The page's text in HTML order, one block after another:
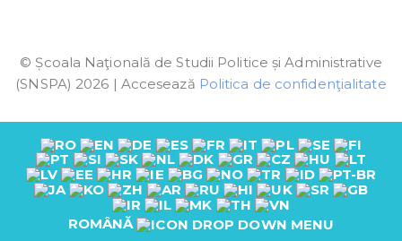
© Școala Naţională de Studii Politice și Administrative
(SNSPA) 2026 | Accesează Politica de confidenţialitate
ROMÂNĂ